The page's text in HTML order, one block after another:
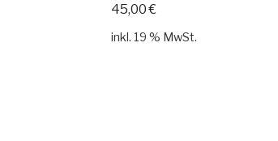
45,00€
inkl. 19 % MwSt.